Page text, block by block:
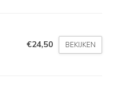
€24,50 BEKIJKEN